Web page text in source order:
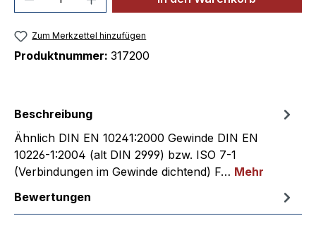
Zum Merkzettel hinzufügen
Produktnummer: 317200
Beschreibung
Ähnlich DIN EN 10241:2000 Gewinde DIN EN
10226-1:2004 (alt DIN 2999) bzw. ISO 7-1
(Verbindungen im Gewinde dichtend) F… Mehr
Bewertungen